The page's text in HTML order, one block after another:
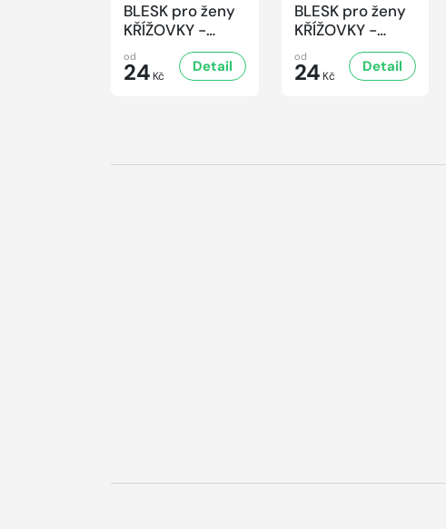
BLESK pro ženy
KŘÍŽOVKY -
8/2026
od
24 Kč
Detail
BLESK pro ženy
KŘÍŽOVKY -
7/2026
od
24 Kč
Detail